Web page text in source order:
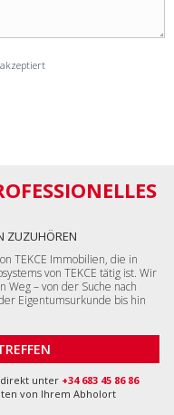
ZUZUHÖREN
TEKCE Immobilien, die in
von TEKCE tätig ist. Wir
– von der Suche nach
Eigentumsurkunde bis hin
direkt unter +34 683 45 86 86
von Ihrem Abholort